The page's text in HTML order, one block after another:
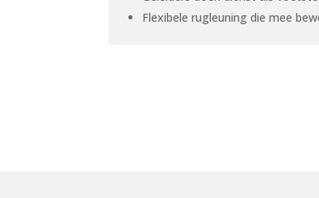
Flexibele rugleuning die mee